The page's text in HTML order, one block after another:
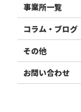
リハスワーク
リハスファーム
事業所一覧
関東エリア
東北エリア
甲信越エリア
コラム・ブログ
事業所ブログ
ご利用者様の声
その他
お知らせ
お問い合わせ